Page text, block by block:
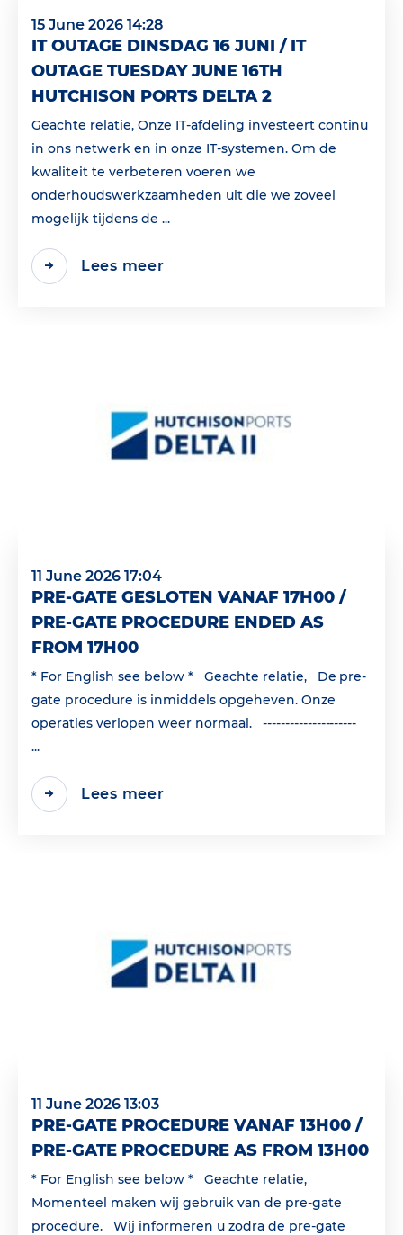
15 June 2026 14:28
IT OUTAGE DINSDAG 16 JUNI / IT
OUTAGE TUESDAY JUNE 16TH
HUTCHISON PORTS DELTA 2
Geachte relatie, Onze IT-afdeling investeert continu
in ons netwerk en in onze IT-systemen. Om de
kwaliteit te verbeteren voeren we
onderhoudswerkzaamheden uit die we zoveel
mogelijk tijdens de ...
Lees meer
11 June 2026 17:04
PRE-GATE GESLOTEN VANAF 17H00 /
PRE-GATE PROCEDURE ENDED AS
FROM 17H00
* For English see below * Geachte relatie, De pre-
gate procedure is inmiddels opgeheven. Onze
operaties verlopen weer normaal. ---------------------
...
Lees meer
11 June 2026 13:03
PRE-GATE PROCEDURE VANAF 13H00 /
PRE-GATE PROCEDURE AS FROM 13H00
* For English see below * Geachte relatie,
Momenteel maken wij gebruik van de pre-gate
procedure. Wij informeren u zodra de pre-gate